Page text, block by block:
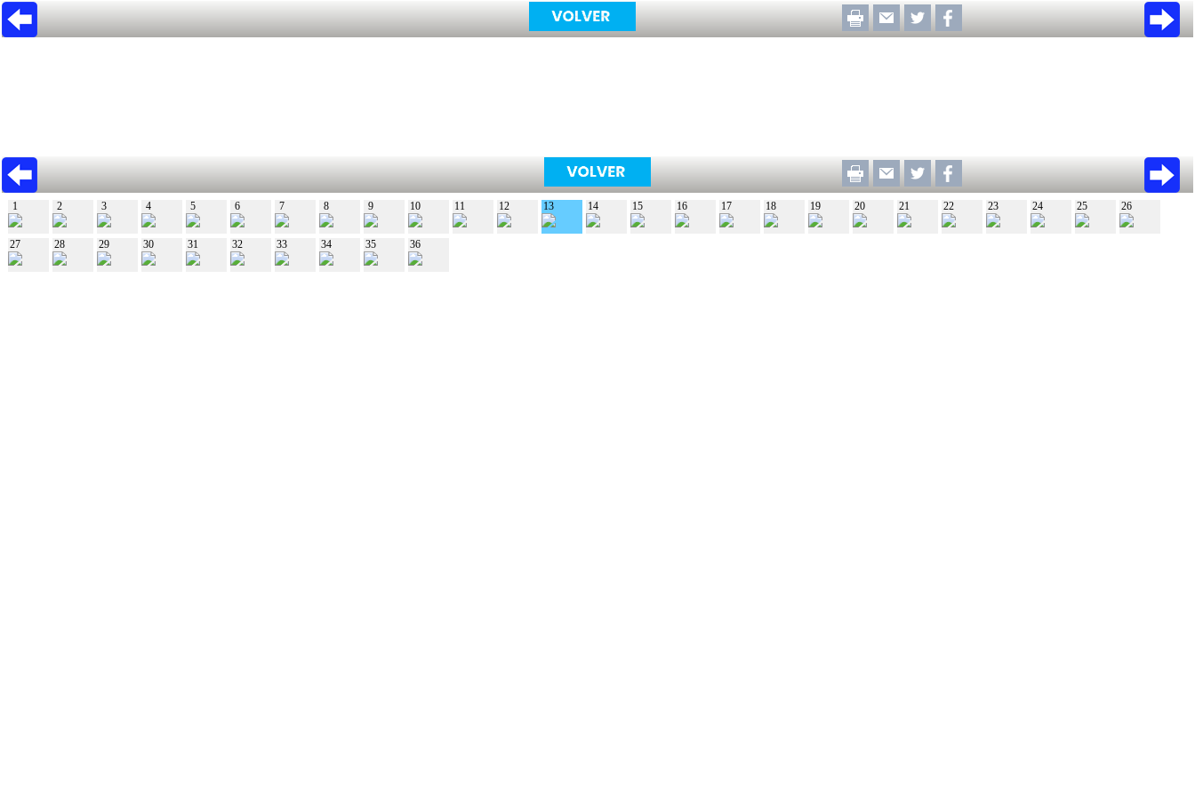
1 2 3 4 5 6 7 8 9 10 11 12 13 14 15 16 17 18 19 20 21 22 23 24 25 26
27 28 29 30 31 32 33 34 35 36